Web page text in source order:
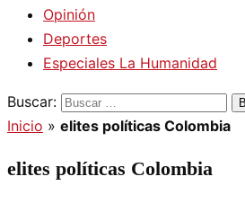
Opinión
Deportes
Especiales La Humanidad
Buscar:
Inicio » elites políticas Colombia
elites políticas Colombia